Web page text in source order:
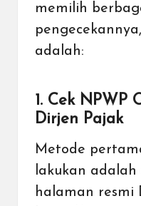
memilih
adalah:
1. Cek NPWP
Dirjen Pajak
Metode
lakukan adalah
halaman resmi